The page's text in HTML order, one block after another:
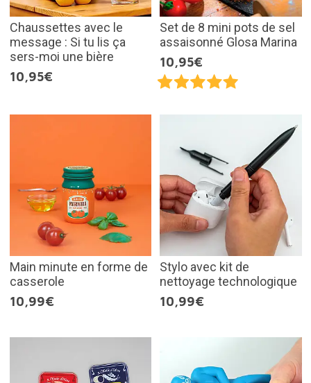
Chaussettes avec le
message : Si tu lis ça
sers-moi une bière
10,95€
Set de 8 mini pots de sel
assaisonné Glosa Marina
10,95€
Main minute en forme de
casserole
10,99€
Stylo avec kit de
nettoyage technologique
10,99€